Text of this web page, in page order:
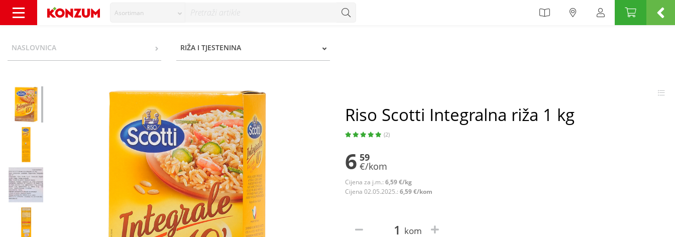
Asortiman
NASLOVNICA RIŽA I TJESTENINA
Riso Scotti Integralna riža 1 kg
(2)
6 59
€/kom
Cijena za j.m.: 6,59 €/kg
Cijena 02.05.2025.: 6,59 €/kom
kom